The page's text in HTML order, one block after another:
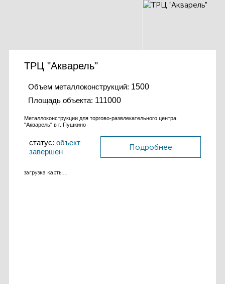
ТРЦ "Акварель"
Объем металлоконструкций: 1500
Площадь объекта: 111000
Металлоконструкции для торгово-развлекательного центра
"Акварель" в г. Пушкино
статус: объект
завершен
Подробнее
загрузка карты...